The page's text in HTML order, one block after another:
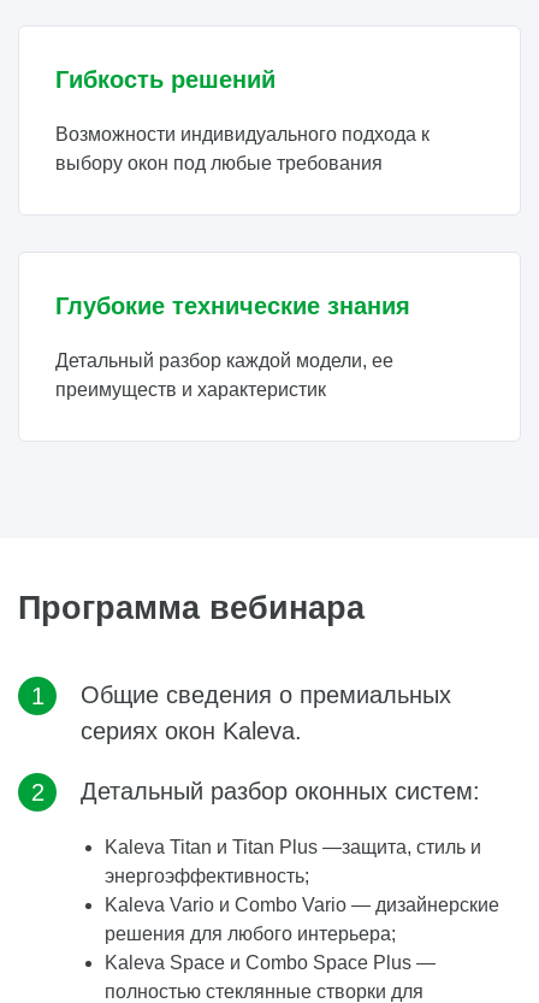
Гибкость решений
Возможности индивидуального подхода к
выбору окон под любые требования
Глубокие технические знания
Детальный разбор каждой модели, ее
преимуществ и характеристик
Программа вебинара
Общие сведения о премиальных
сериях окон Kaleva.
Детальный разбор оконных систем:
Kaleva Titan и Titan Plus —защита, стиль и
энергоэффективность;
Kaleva Vario и Combo Vario — дизайнерские
решения для любого интерьера;
Kaleva Space и Combo Space Plus —
полностью стеклянные створки для